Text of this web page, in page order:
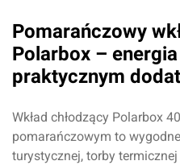
Pomarańczowy
Polarbox –
praktycznym
Wkład chłodzący Polarbox
pomarańczowym to
turystycznej, torby